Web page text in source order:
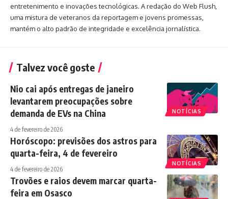
entretenimento e inovações tecnológicas. A redação do Web Flush,
uma mistura de veteranos da reportagem e jovens promessas,
mantém o alto padrão de integridade e excelência jornalística.
Talvez você goste
NOTÍCIAS
Nio cai após entregas de janeiro
levantarem preocupações sobre
demanda de EVs na China
4 de fevereiro de 2026
NOTÍCIAS
Horóscopo: previsões dos astros para
quarta-feira, 4 de fevereiro
4 de fevereiro de 2026
Trovões e raios devem marcar quarta-
feira em Osasco